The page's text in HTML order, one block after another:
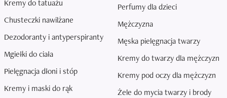
Kremy do tatuażu
Chusteczki nawilżane
Dezodoranty i antyperspiranty
Mgiełki do ciała
Pielęgnacja dłoni i stóp
Kremy i maski do rąk
Perfumy dla dzieci
Mężczyzna
Męska pielęgnacja twarzy
Kremy do twarzy dla mężczyzn
Kremy pod oczy dla mężczyzn
Żele do mycia twarzy i brody